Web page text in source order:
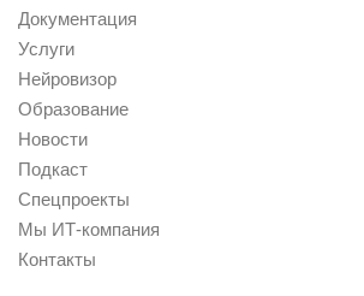
Документация
Услуги
Нейровизор
Образование
Новости
Подкаст
Спецпроекты
Мы ИТ-компания
Контакты